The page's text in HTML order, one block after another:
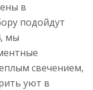
в
подойдут
мы
свечением,
уют в